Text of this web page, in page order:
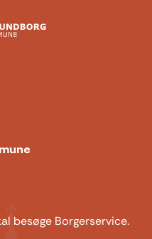
besøge Borgerservice.